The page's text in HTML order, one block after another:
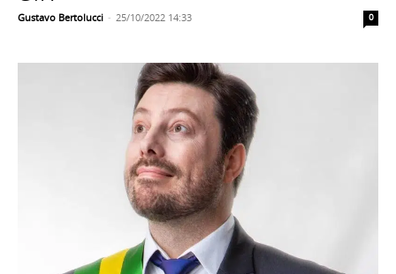
Gustavo Bertolucci - 25/10/2022 14:33 0